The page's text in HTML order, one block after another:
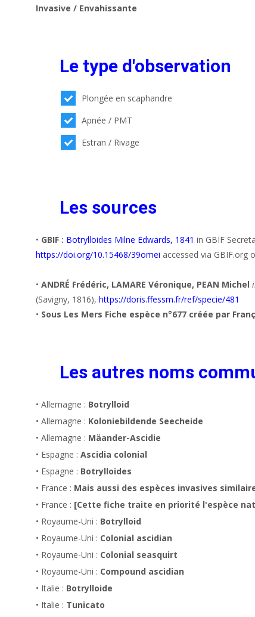
Invasive / Envahissante
Le type d'observation
Plongée en scaphandre
Apnée / PMT
Estran / Rivage
Les sources
• GBIF : Botrylloides Milne Edwards, 1841 in GBIF
https://doi.org/10.15468/39omei accessed via GBIF.org
• ANDRÉ Frédéric, LAMARE Véronique, PEAN Michel
(Savigny, 1816), https://doris.ffessm.fr/ref/specie/481
• Sous Les Mers Fiche espèce n°677 créée par
Les autres noms
• Allemagne : Botrylloid
• Allemagne : Koloniebildende Seecheide
• Allemagne : Mäander-Ascidie
• Espagne : Ascidia colonial
• Espagne : Botrylloides
• France : Mais aussi des espèces invasives
• France : [Cette fiche traite en priorité l'espèce
• Royaume-Uni : Botrylloid
• Royaume-Uni : Colonial ascidian
• Royaume-Uni : Colonial seasquirt
• Royaume-Uni : Compound ascidian
• Italie : Botrylloide
• Italie : Tunicato